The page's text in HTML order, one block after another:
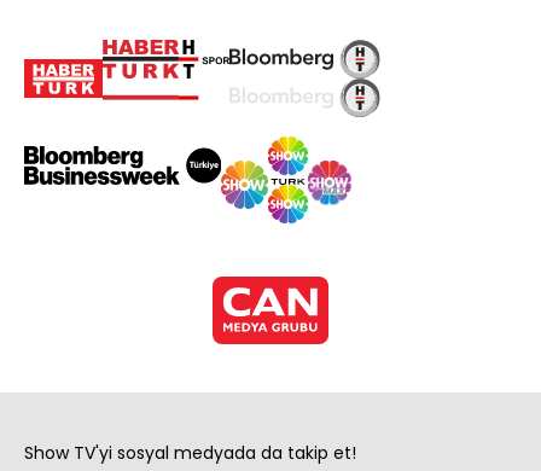
Show TV'yi sosyal medyada da takip et!